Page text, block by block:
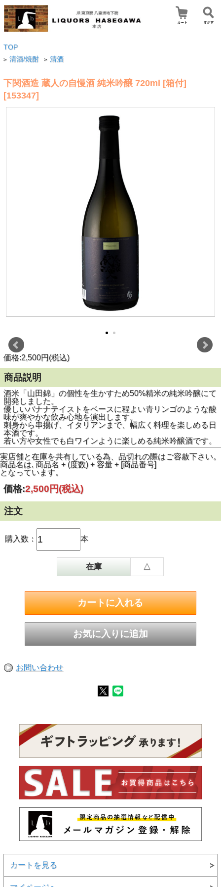
TOP
> 清酒/焼酎 > 清酒
下関酒造 蔵人の自慢酒 純米吟醸 720ml [箱付]
[153347]
価格:2,500円(税込)
商品説明
酒米「山田錦」の個性を生かすため50%精米の純米吟醸にて
開発しました。
優しいバナナテイストをベースに程よい青リンゴのような酸
味が爽やかな飲み心地を演出します。
刺身から串揚げ、イタリアンまで、幅広く料理を楽しめる日
本酒です。
若い方や女性でも白ワインように楽しめる純米吟醸酒です。
実店舗と在庫を共有している為、品切れの際はご容赦下さい。
商品名は, 商品名 + (度数) + 容量 + [商品番号]
となっています。
価格:2,500円(税込)
注文
購入数： 本
在庫 △
お問い合わせ
カートを見る